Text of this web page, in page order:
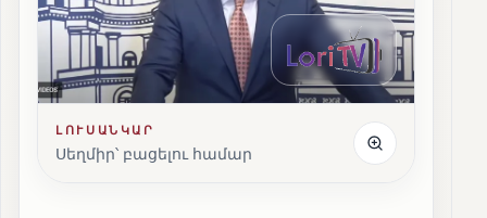
ԼՈՒՍԱՆԿԱՐ
Սեղմիր՝ բացելու համար